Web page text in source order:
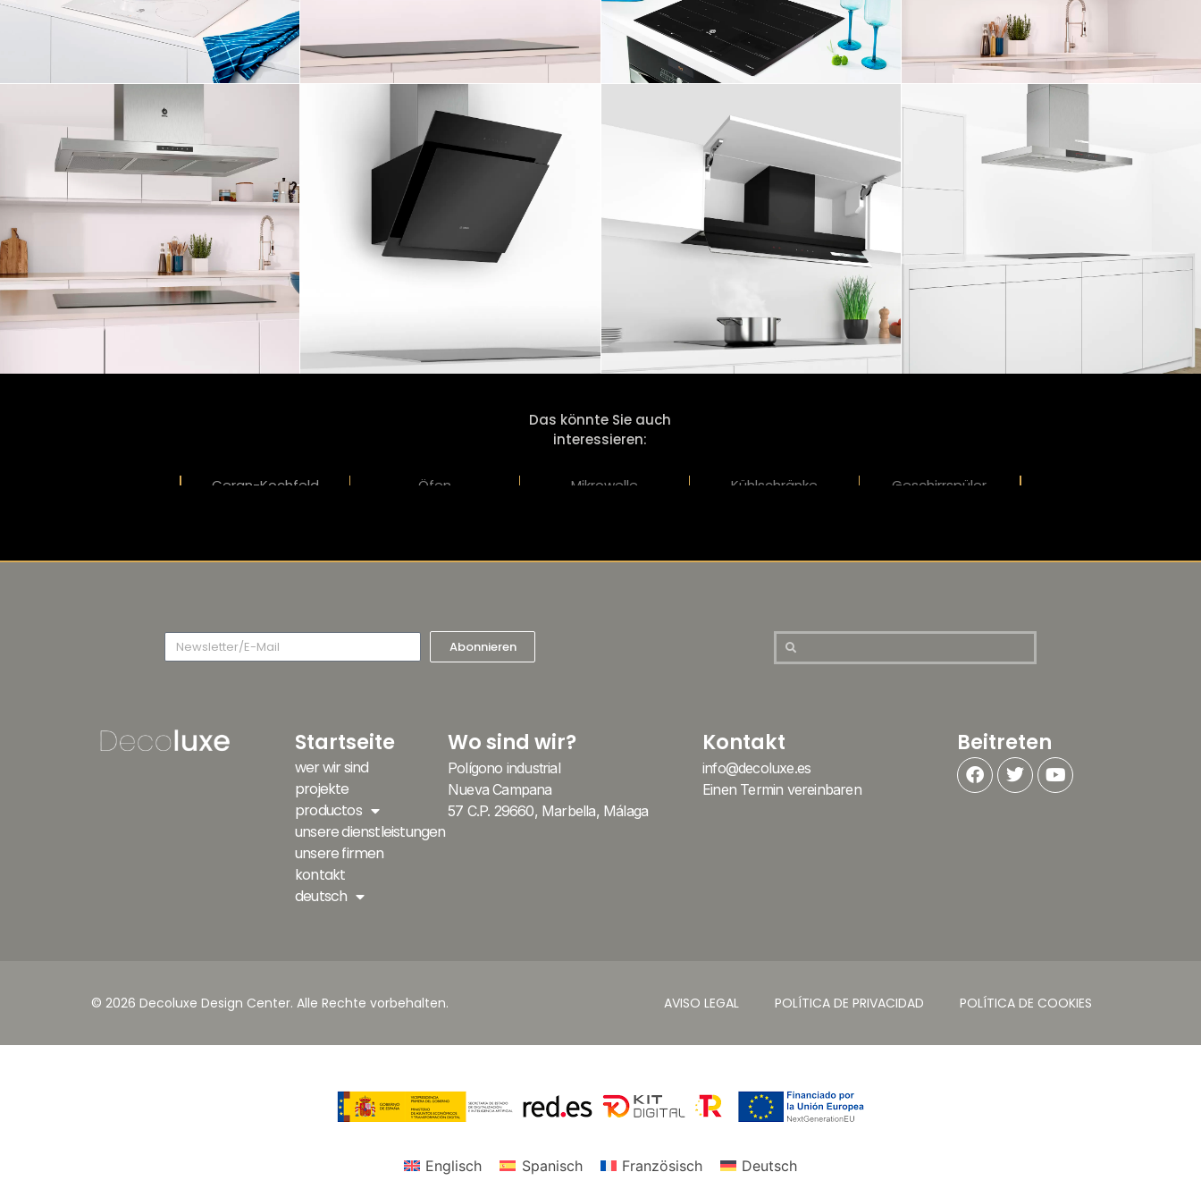
Das könnte Sie auch
interessieren:
Ceran-Kochfeld Öfen Mikrowelle Kühlschränke Geschirrspüler
Abonnieren
Startseite
wer wir sind
projekte
productos
unsere dienstleistungen
unsere firmen
kontakt
deutsch
Wo sind wir?
Polígono industrial
Nueva Campana
57 C.P. 29660, Marbella, Málaga
Kontakt
info@decoluxe.es
Einen Termin vereinbaren
Beitreten
© 2026 Decoluxe Design Center. Alle Rechte vorbehalten. AVISO LEGAL POLÍTICA DE PRIVACIDAD POLÍTICA DE COOKIES
Englisch Spanisch Französisch Deutsch